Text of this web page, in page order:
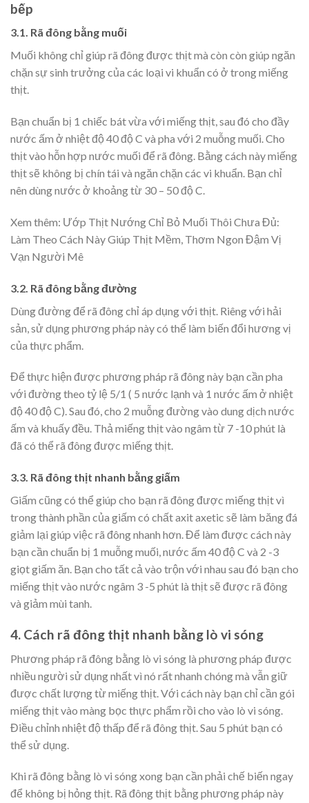
bếp
3.1. Rã đông bằng muối
Muối không chỉ giúp rã đông được thịt mà còn còn giúp ngăn
chặn sự sinh trưởng của các loại vi khuẩn có ở trong miếng
thịt.
Bạn chuẩn bị 1 chiếc bát vừa với miếng thịt, sau đó cho đầy
nước ấm ở nhiệt độ 40 độ C và pha với 2 muỗng muối. Cho
thịt vào hỗn hợp nước muối để rã đông. Bằng cách này miếng
thịt sẽ không bị chín tái và ngăn chặn các vi khuẩn. Bạn chỉ
nên dùng nước ở khoảng từ 30 – 50 độ C.
Xem thêm: Ướp Thịt Nướng Chỉ Bỏ Muối Thôi Chưa Đủ:
Làm Theo Cách Này Giúp Thịt Mềm, Thơm Ngon Đậm Vị
Vạn Người Mê
3.2. Rã đông bằng đường
Dùng đường để rã đông chỉ áp dụng với thịt. Riêng với hải
sản, sử dụng phương pháp này có thể làm biến đổi hương vị
của thực phẩm.
Để thực hiện được phương pháp rã đông này bạn cần pha
với đường theo tỷ lệ 5/1 ( 5 nước lạnh và 1 nước ấm ở nhiệt
độ 40 độ C). Sau đó, cho 2 muỗng đường vào dung dịch nước
ấm và khuấy đều. Thả miếng thịt vào ngâm từ 7 -10 phút là
đã có thể rã đông được miếng thịt.
3.3. Rã đông thịt nhanh bằng giấm
Giấm cũng có thể giúp cho bạn rã đông được miếng thịt vì
trong thành phần của giấm có chất axit axetic sẽ làm băng đá
giảm lại giúp việc rã đông nhanh hơn. Để làm được cách này
bạn cần chuẩn bị 1 muỗng muối, nước ấm 40 độ C và 2 -3
giọt giấm ăn. Bạn cho tất cả vào trộn với nhau sau đó bạn cho
miếng thịt vào nước ngâm 3 -5 phút là thịt sẽ được rã đông
và giảm mùi tanh.
4. Cách rã đông thịt nhanh bằng lò vi sóng
Phương pháp rã đông bằng lò vi sóng là phương pháp được
nhiều người sử dụng nhất vì nó rất nhanh chóng mà vẫn giữ
được chất lượng từ miếng thịt. Với cách này bạn chỉ cần gói
miếng thịt vào màng bọc thực phẩm rồi cho vào lò vi sóng.
Điều chỉnh nhiệt độ thấp để rã đông thịt. Sau 5 phút bạn có
thể sử dụng.
Khi rã đông bằng lò vi sóng xong bạn cần phải chế biến ngay
để không bị hỏng thịt. Rã đông thịt bằng phương pháp này